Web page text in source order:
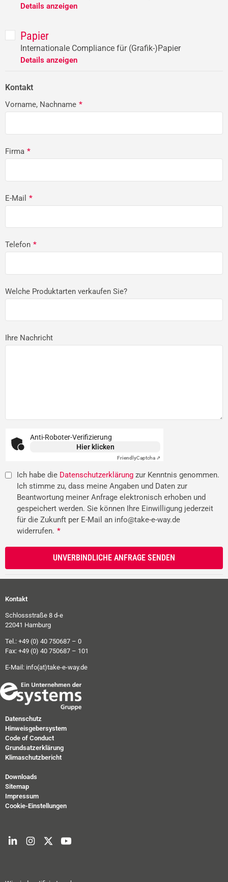
Details anzeigen
Papier
Internationale Compliance für (Grafik-)Papier
Details anzeigen
Kontakt
Vorname, Nachname *
Firma *
E-Mail *
Telefon *
Welche Produktarten verkaufen Sie?
Ihre Nachricht
Anti-Roboter-Verifizierung
Hier klicken
FriendlyCaptcha ⇗
Ich habe die Datenschutzerklärung zur Kenntnis genommen.
Ich stimme zu, dass meine Angaben und Daten zur
Beantwortung meiner Anfrage elektronisch erhoben und
gespeichert werden. Sie können Ihre Einwilligung jederzeit
für die Zukunft per E-Mail an info@take-e-way.de
widerrufen. *
Kontakt
Schlossstraße 8 d-e
22041 Hamburg
Tel.: +49 (0) 40 750687 – 0
Fax: +49 (0) 40 750687 – 101
E-Mail: info(at)take-e-way.de
Datenschutz
Hinweisgebersystem
Code of Conduct
Grundsatzerklärung
Klimaschutzbericht
Downloads
Sitemap
Impressum
Cookie-Einstellungen